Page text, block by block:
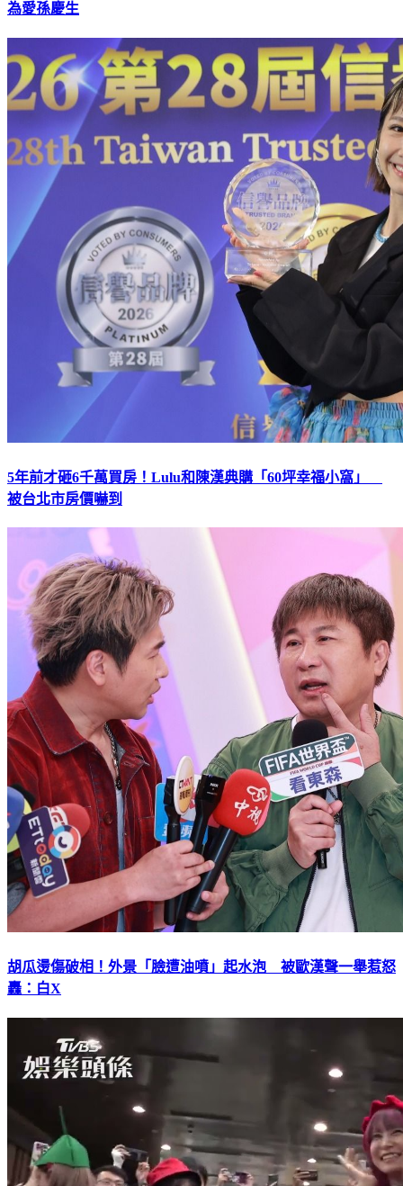
為愛孫慶生
5年前才砸6千萬買房！Lulu和陳漢典購「60坪幸福小窩」
被台北市房價嚇到
胡瓜燙傷破相！外景「臉遭油噴」起水泡 被歐漢聲一舉惹怒
轟：白X